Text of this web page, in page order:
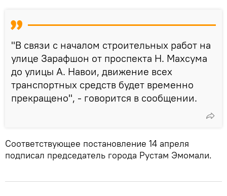
"В связи с началом строительных работ на
улице Зарафшон от проспекта Н. Махсума
до улицы А. Навои, движение всех
транспортных средств будет временно
прекращено", - говорится в сообщении.
Соответствующее постановление 14 апреля
подписал председатель города Рустам Эмомали.